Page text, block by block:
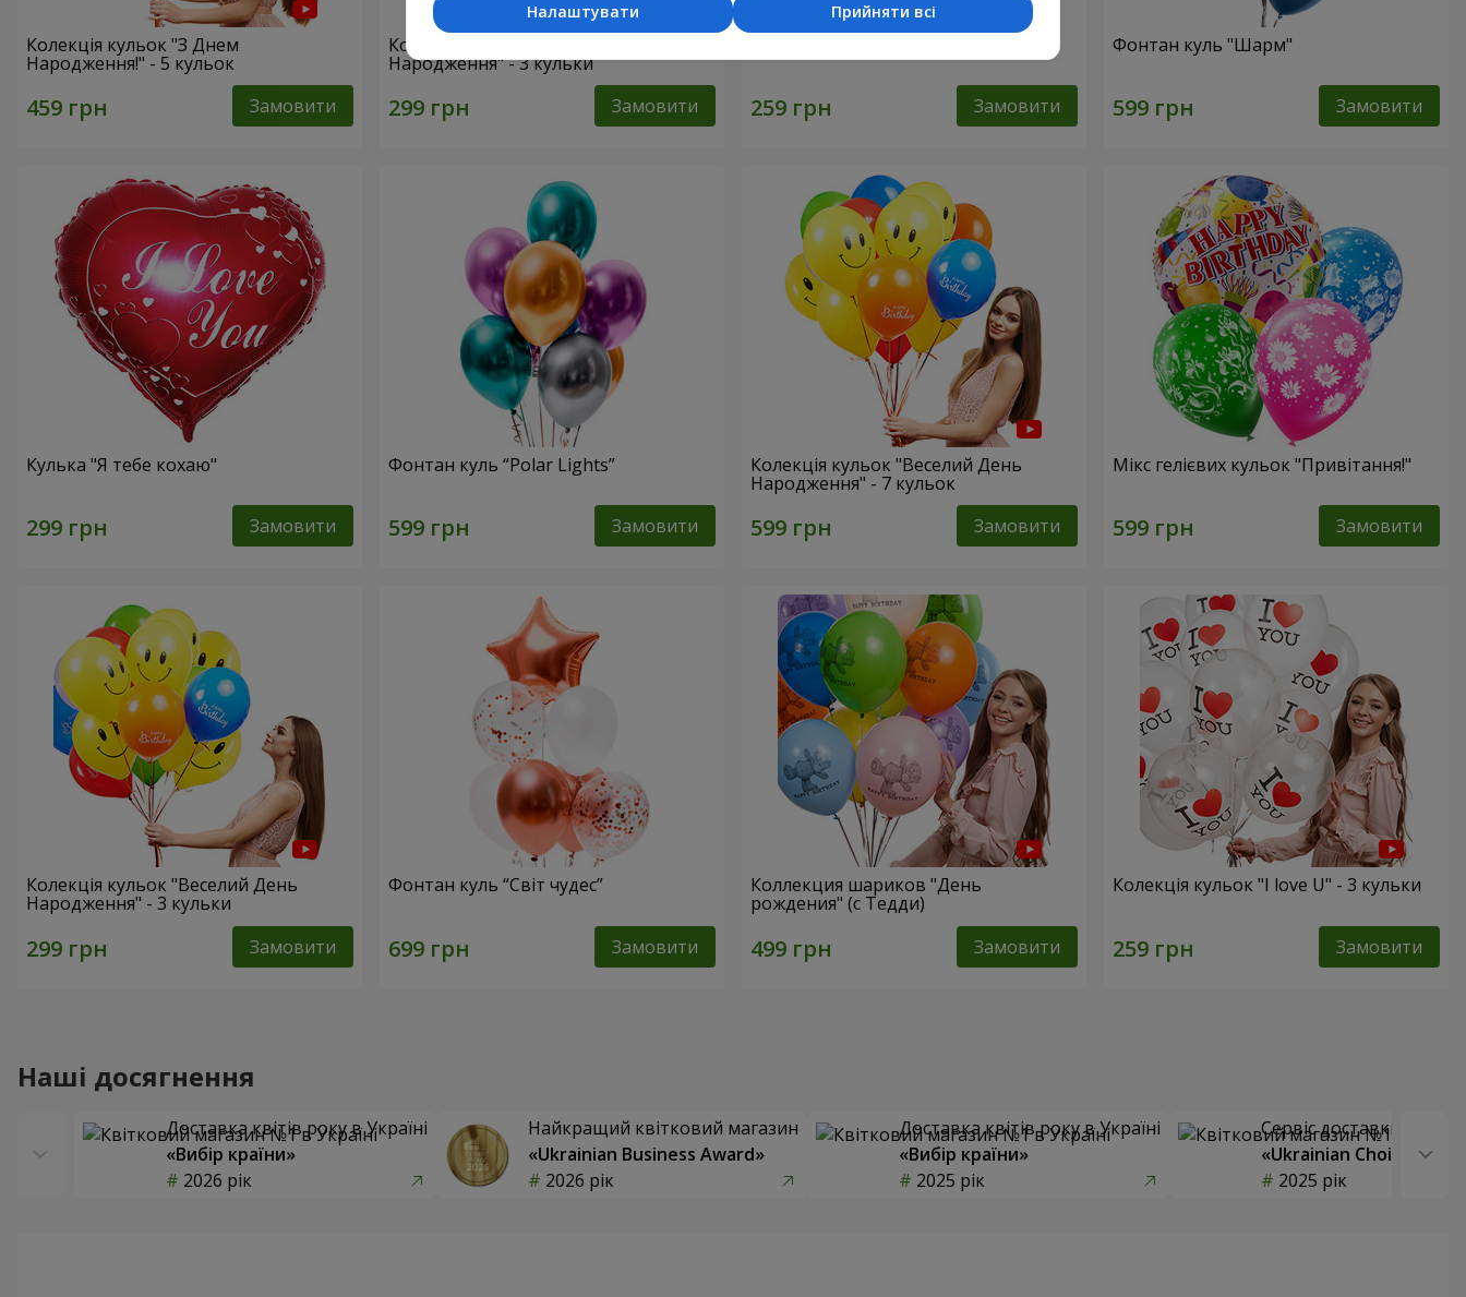
Колекція кульок "З Днем
Народження!" - 5 кульок
Замовити
Колекція кульок "З Днем
Народження" - 3 кульки
Замовити
Замовити
Фонтан куль "Шарм"
Замовити
Кулька "Я тебе кохаю"
Замовити
Фонтан куль “Polar Lights”
Замовити
Колекція кульок "Веселий День
Народження" - 7 кульок
Замовити
Мікс гелієвих кульок "Привітання!"
Замовити
Колекція кульок "Веселий День
Народження" - 3 кульки
Замовити
Фонтан куль “Світ чудес”
Замовити
Коллекция шариков "День
рождения" (с Тедди)
Замовити
Колекція кульок "I love U" - 3 кульки
Замовити
Наші досягнення
Доставка квітів року в Україні
«Вибір країни»
2026 рік
Найкращий квітковий магазин
«Ukrainian Business Award»
2026 рік
Доставка квітів року в Україні
«Вибір країни»
2025 рік
Сервіс доставки квітів
«Ukrainian Choice»
2025 рік
Прийняти всі
Налаштувати